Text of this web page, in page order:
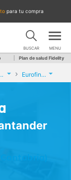
para tu compra
BUSCAR MENU
Plan de salud Fidelity
Eurofins Análisis Clínicos Santander